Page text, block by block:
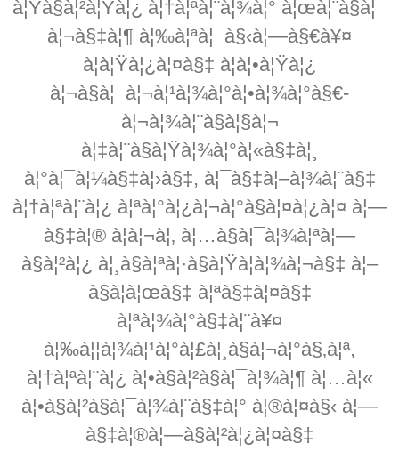
à¦Ÿà§à¦²à¦Ÿà¦¿ à¦†à¦ªà¦¨à¦¾à¦° à¦œà¦¨à§à¦¯
à¦¬à§‡à¦¶ à¦‰à¦ªà¦¯à§‹à¦—à§€à¥¤
à¦à¦Ÿà¦¿à¦¤à§‡ à¦à¦•à¦Ÿà¦¿
à¦¬à§à¦¯à¦¬à¦¹à¦¾à¦°à¦•à¦¾à¦°à§€-
à¦¬à¦¾à¦¨à§à¦§à¦¬
à¦‡à¦¨à§à¦Ÿà¦¾à¦°à¦«à§‡à¦¸
à¦°à¦¯à¦¼à§‡à¦›à§‡, à¦¯à§‡à¦–à¦¾à¦¨à§‡
à¦†à¦ªà¦¨à¦¿ à¦ªà¦°à¦¿à¦¬à¦°à§à¦¤à¦¿à¦¤ à¦—
à§‡à¦® à¦à¦¬à¦‚ à¦…à§à¦¯à¦¾à¦ªà¦—
à§à¦²à¦¿ à¦¸à§à¦ªà¦·à§à¦Ÿà¦­à¦¾à¦¬à§‡ à¦–
à§à¦à¦œà§‡ à¦ªà§‡à¦¤à§‡
à¦ªà¦¾à¦°à§‡à¦¨à¥¤
à¦‰à¦¦à¦¾à¦¹à¦°à¦£à¦¸à§à¦¬à¦°à§‚à¦ª,
à¦†à¦ªà¦¨à¦¿ à¦•à§à¦²à§à¦¯à¦¾à¦¶ à¦…à¦«
à¦•à§à¦²à§à¦¯à¦¾à¦¨à§‡à¦° à¦®à¦¤à§‹ à¦—
à§‡à¦®à¦—à§à¦²à¦¿à¦¤à§‡